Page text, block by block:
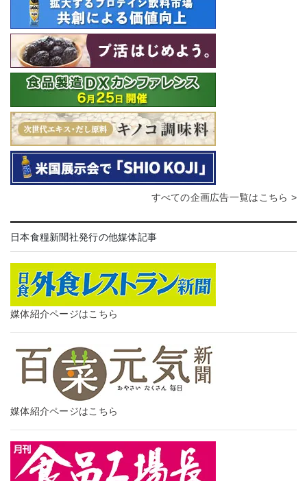
すべての企画広告一覧はこちら >
日本食糧新聞社発行の他媒体記事
媒体紹介ページはこちら
媒体紹介ページはこちら